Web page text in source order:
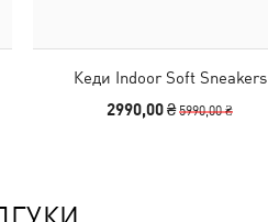
Кеди Indoor Soft Sneakers
2990,00 ₴5990,00 ₴